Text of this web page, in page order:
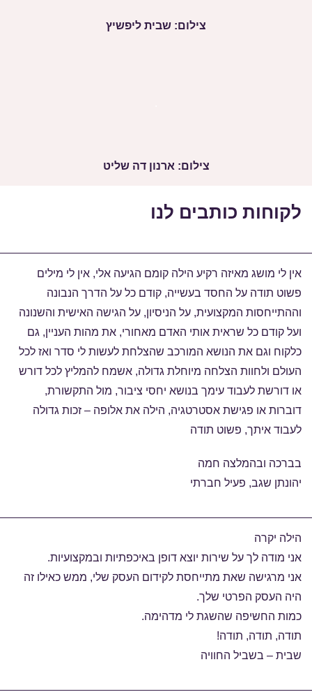
צילום: שבית ליפשיץ
צילום: ארנון דה שליט
לקוחות כותבים לנו
אין לי מושג מאיזה רקיע הילה קומם הגיעה אלי, אין לי מילים
פשוט תודה על החסד בעשייה, קודם כל על הדרך הנבונה
וההתייחסות המקצועית, על הניסיון, על הגישה האישית והשנונה
ועל קודם כל שראית אותי האדם מאחורי, את מהות העניין, גם
כלקוח וגם את הנושא המורכב שהצלחת לעשות לי סדר ואז לכל
העולם ולחוות הצלחה מיוחלת גדולה, אשמח להמליץ לכל דורש
או דורשת לעבוד עימך בנושא יחסי ציבור, מול התקשורת,
דוברות או פגישת אסטרטגיה, הילה את אלופה – זכות גדולה
לעבוד איתך, פשוט תודה
בברכה ובהמלצה חמה
יהונתן שגב, פעיל חברתי
הילה יקרה
אני מודה לך על שירות יוצא דופן באיכפתיות ובמקצועיות.
אני מרגישה שאת מתייחסת לקידום העסק שלי, ממש כאילו זה
היה העסק הפרטי שלך.
כמות החשיפה שהשגת לי מדהימה.
תודה, תודה, תודה!
שבית – בשביל החוויה